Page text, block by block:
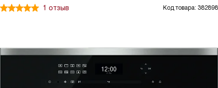
1 отзыв Код товара: 382898